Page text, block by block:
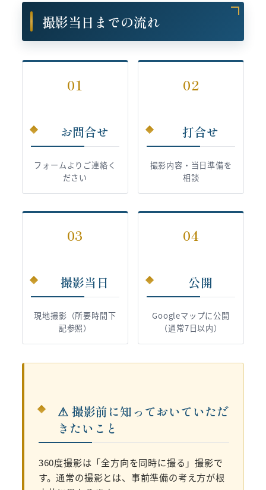
撮影当日までの流れ
01
お問合せ
フォームよりご連絡く
ださい
02
打合せ
撮影内容・当日準備を
相談
03
撮影当日
現地撮影（所要時間下
記参照）
04
公開
Googleマップに公開
（通常7日以内）
⚠ 撮影前に知っておいていただ
きたいこと
360度撮影は「全方向を同時に撮る」撮影で
す。通常の撮影とは、事前準備の考え方が根